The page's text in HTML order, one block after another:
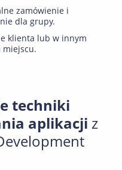
zamówienie i
dla grupy.
klienta lub w innym
miejscu.
techniki
aplikacji z